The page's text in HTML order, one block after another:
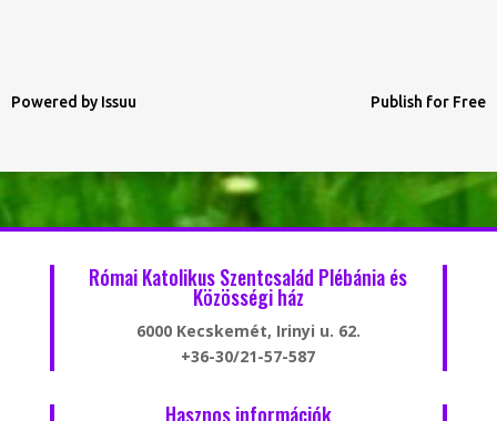
Powered by Issuu Publish for Free
Római Katolikus Szentcsalád Plébánia és
Közösségi ház
6000 Kecskemét, Irinyi u. 62.
+36-30/21-57-587
Hasznos információk